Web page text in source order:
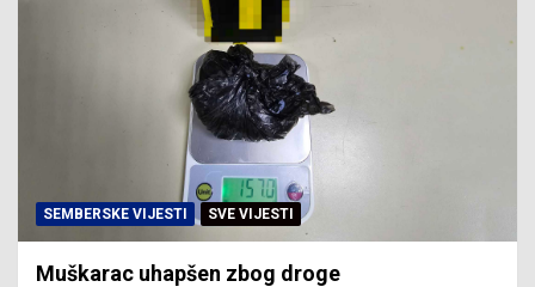
SEMBERSKE VIJESTI SVE VIJESTI
Muškarac uhapšen zbog droge